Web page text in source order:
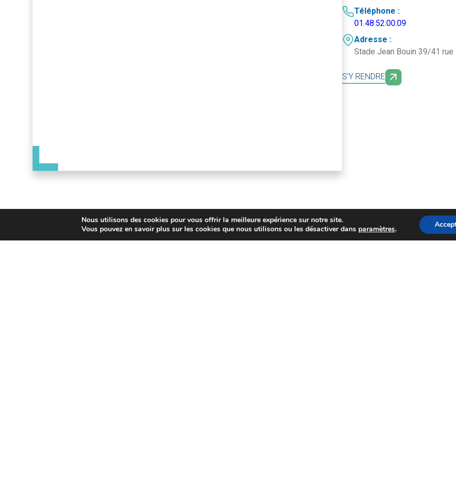
Téléphone :
01.48.52.00.09
Adresse :
Stade Jean Bouin 39/41
S'Y RENDRE
Nous utilisons des cookies pour vous offrir la meilleure expérience sur notre site.
Vous pouvez en savoir plus sur les cookies que nous utilisons ou les désactiver dans paramètres.